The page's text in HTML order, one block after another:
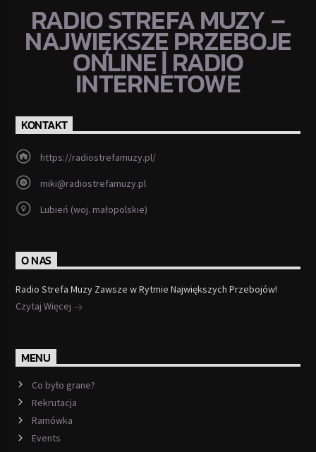
RADIO STREFA MUZY –
NAJWIĘKSZE PRZEBOJE
ONLINE | RADIO
INTERNETOWE
KONTAKT
https://radiostrefamuzy.pl/
miki@radiostrefamuzy.pl
Lubień (woj. małopolskie)
O NAS
Radio Strefa Muzy Zawsze w Rytmie Największych Przebojów!
Czytaj Więcej
MENU
Co było grane?
Rekrutacja
Ramówka
Events